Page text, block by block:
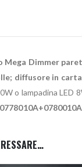
Dimmer
diffusore in
o lampadina LED